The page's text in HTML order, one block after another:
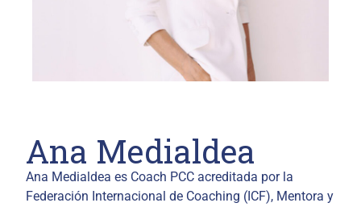
Ana Medialdea
Ana Medialdea es Coach PCC acreditada por la
Federación Internacional de Coaching (ICF), Mentora y